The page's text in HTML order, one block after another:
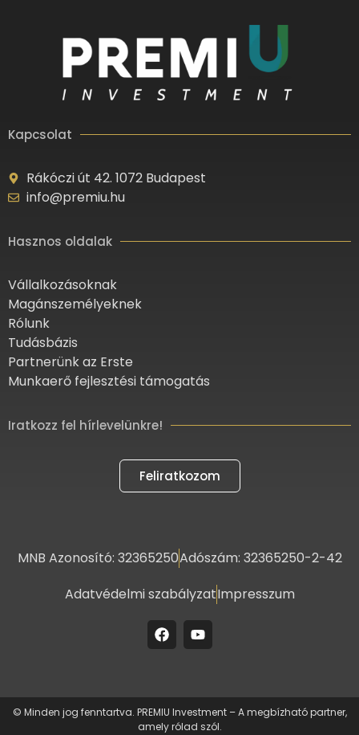
Kapcsolat
Rákóczi út 42. 1072 Budapest
info@premiu.hu
Hasznos oldalak
Vállalkozásoknak
Magánszemélyeknek
Rólunk
Tudásbázis
Partnerünk az Erste
Munkaerő fejlesztési támogatás
Iratkozz fel hírlevelünkre!
Feliratkozom
MNB Azonosító: 32365250Adószám: 32365250-2-42
Adatvédelmi szabályzatImpresszum
© Minden jog fenntartva. PREMIU Investment – A megbízható partner,
amely rólad szól.